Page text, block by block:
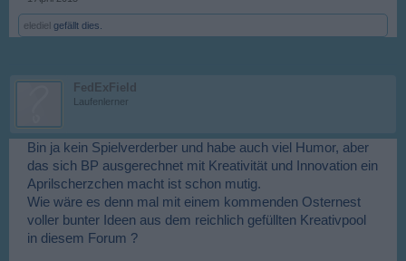
elediel gefällt dies.
FedExField
Laufenlerner
Bin ja kein Spielverderber und habe auch viel Humor, aber
das sich BP ausgerechnet mit Kreativität und Innovation ein
Aprilscherzchen macht ist schon mutig.
Wie wäre es denn mal mit einem kommenden Osternest
voller bunter Ideen aus dem reichlich gefüllten Kreativpool
in diesem Forum ?